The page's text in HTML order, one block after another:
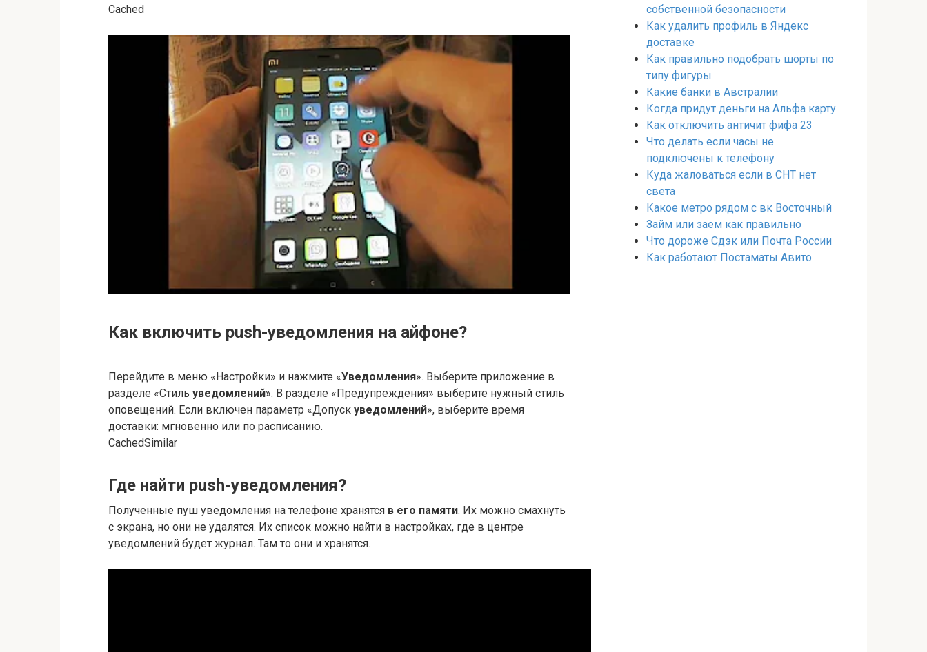
Cached
Как включить push-уведомления на айфоне?
Перейдите в меню «Настройки» и нажмите «Уведомления». Выберите приложение в
разделе «Стиль уведомлений». В разделе «Предупреждения» выберите нужный стиль
оповещений. Если включен параметр «Допуск уведомлений», выберите время
доставки: мгновенно или по расписанию.
CachedSimilar
Где найти push-уведомления?
Полученные пуш уведомления на телефоне хранятся в его памяти. Их можно смахнуть
с экрана, но они не удалятся. Их список можно найти в настройках, где в центре
уведомлений будет журнал. Там то они и хранятся.
собственной безопасности
Как удалить профиль в Яндекс
доставке
Как правильно подобрать шорты по
типу фигуры
Какие банки в Австралии
Когда придут деньги на Альфа карту
Как отключить античит фифа 23
Что делать если часы не
подключены к телефону
Куда жаловаться если в СНТ нет
света
Какое метро рядом с вк Восточный
Займ или заем как правильно
Что дороже Сдэк или Почта России
Как работают Постаматы Авито